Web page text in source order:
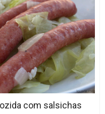
com salsichas